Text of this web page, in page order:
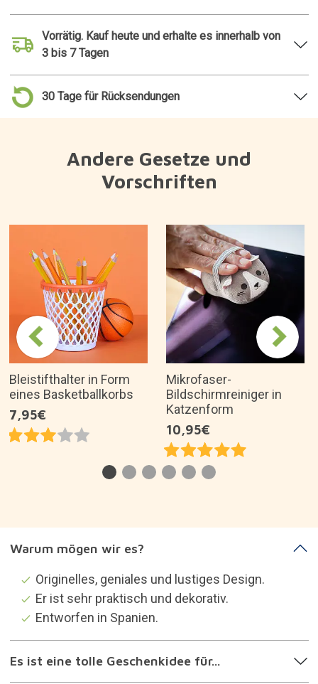
Vorrätig. Kauf heute und erhalte es innerhalb von
3 bis 7 Tagen
30 Tage für Rücksendungen
Andere Gesetze und
Vorschriften
Bleistifthalter in Form
eines Basketballkorbs
7,95€
Mikrofaser-
Bildschirmreiniger in
Katzenform
10,95€
Warum mögen wir es?
Originelles, geniales und lustiges Design.
Er ist sehr praktisch und dekorativ.
Entworfen in Spanien.
Es ist eine tolle Geschenkidee für...